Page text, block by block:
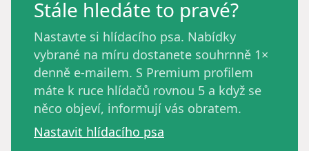
Stále hledáte to pravé?
Nastavte si hlídacího psa. Nabídky
vybrané na míru dostanete souhrnně 1×
denně e-mailem. S Premium profilem
máte k ruce hlídačů rovnou 5 a když se
něco objeví, informují vás obratem.
Nastavit hlídacího psa